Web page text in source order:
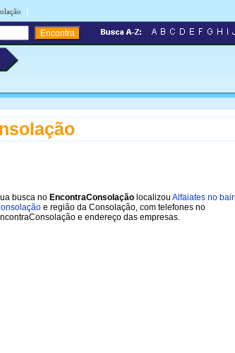
|
busca no EncontraConsolação localizou Alfaiates no
e região da Consolação, com telefones no
e endereço das empresas.